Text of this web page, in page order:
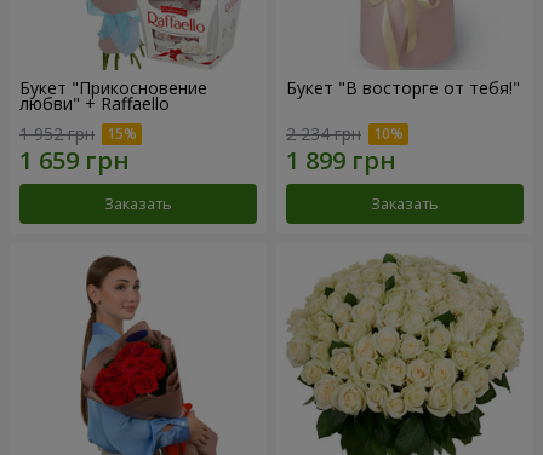
Букет "Прикосновение
любви" + Raffaello
1 952 грн
Заказать
Букет "В восторге от тебя!"
2 234 грн
Заказать